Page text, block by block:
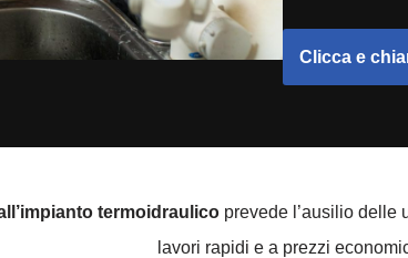
Clicca e
termoidraulicoprevede l’ausilio delle
lavori rapidi e a prezzi